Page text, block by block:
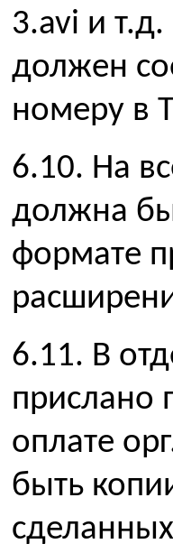
3.avi и
должен
номеру в
6.10. На
должна
формате
6.11. В
прислано
оплате
быть